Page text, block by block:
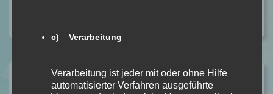
c) Verarbeitung
Verarbeitung ist jeder mit oder ohne Hilfe
automatisierter Verfahren ausgeführte